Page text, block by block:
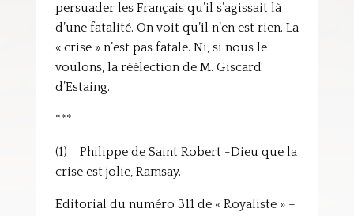
persuader les Français qu’il s’agissait là
d’une fatalité. On voit qu’il n’en est rien. La
« crise » n’est pas fatale. Ni, si nous le
voulons, la réélection de M. Giscard
d’Estaing.
***
(1) Philippe de Saint Robert -Dieu que la
crise est jolie, Ramsay.
Editorial du numéro 311 de « Royaliste » –